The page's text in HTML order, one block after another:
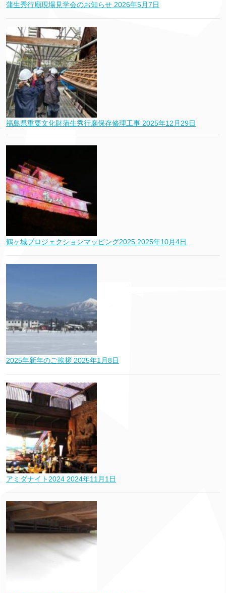
蒲生秀行廟現場見学会のお知らせ 2026年5月7日
福島県重要文化財蒲生秀行廟保存修理工事 2025年12月29日
鶴ヶ城プロジェクションマッピング2025 2025年10月4日
2025年新年のご挨拶 2025年1月8日
アミダナイト2024 2024年11月1日